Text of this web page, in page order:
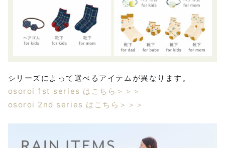
シリーズによって選べるアイテムが異なります。
osoroi 1st series はこちら＞＞＞
osoroi 2nd series はこちら＞＞＞